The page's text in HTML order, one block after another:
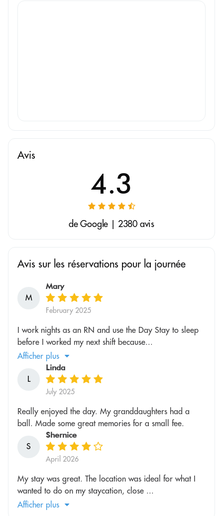
Avis
4.3
de Google | 2380 avis
Avis sur les réservations pour la journée
M
Mary
February 2025
I work nights as an RN and use the Day Stay to sleep
before I worked my next shift because...
Afficher plus
L
Linda
July 2025
Really enjoyed the day. My granddaughters had a
ball. Made some great memories for a small fee.
S
Shernice
April 2026
My stay was great. The location was ideal for what I
wanted to do on my staycation, close ...
Afficher plus